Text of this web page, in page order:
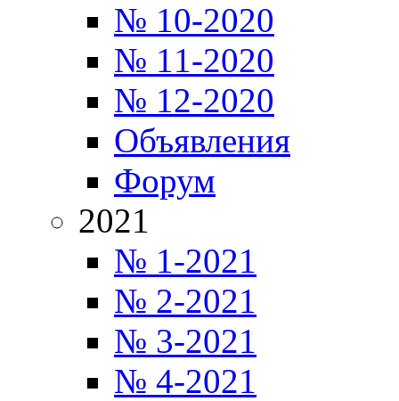
№ 10-2020
№ 11-2020
№ 12-2020
Объявления
Форум
2021
№ 1-2021
№ 2-2021
№ 3-2021
№ 4-2021